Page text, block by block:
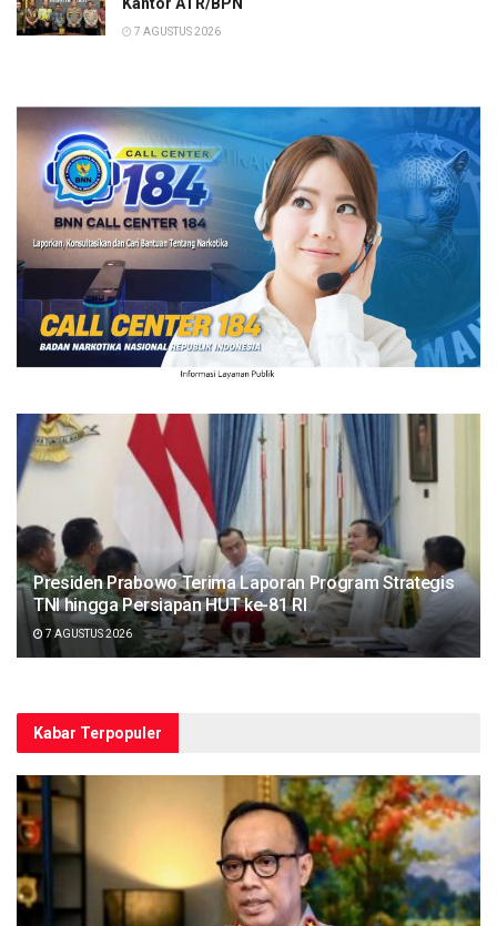
7 AGUSTUS 2026
Presiden Prabowo Terima Laporan Program Strategis
TNI hingga Persiapan HUT ke-81 RI
7 AGUSTUS 2026
Kabar Terpopuler